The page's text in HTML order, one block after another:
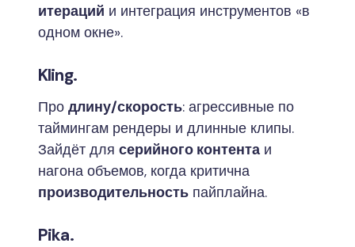
итераций и интеграция инструментов «в
одном окне».
Kling.
Про длину/скорость: агрессивные по
таймингам рендеры и длинные клипы.
Зайдёт для серийного контента и
нагона объемов, когда критична
производительность пайплайна.
Pika.